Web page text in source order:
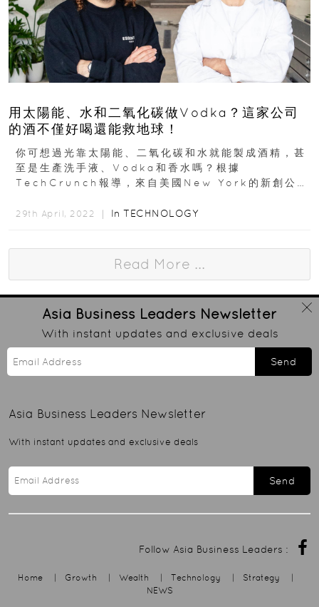
用太陽能、水和二氧化碳做Vodka？這家公司
的酒不僅好喝還能救地球！
你可想過光靠太陽能、二氧化碳和水就能製成酒精，甚
至是生產洗手液、Vodka和香水嗎？根據
TechCrunch報導，來自美國New York的新創公司
29th April, 2022 ｜ In TECHNOLOGY
Read More ...
Asia Business Leaders Newsletter
With instant updates and exclusive deals
Send
Asia Business Leaders Newsletter
With instant updates and exclusive deals
Send
Follow Asia Business Leaders :
Home | Growth | Wealth | Technology | Strategy
|
NEWS